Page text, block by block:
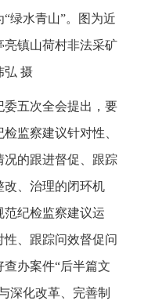
绿水青山”。图为近
亮镇山荷村非法采矿
弘 摄
委五次全会提出，要
监察建议针对性、
况的跟进督促、跟踪
改、治理的闭环机
纪检监察建议运
、跟踪问效督促问
办案件“后半篇文
深化改革、完善制